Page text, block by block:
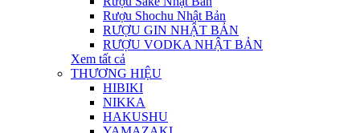
Rượu Shochu Nhật Bản
RƯỢU GIN NHẬT BẢN
RƯỢU VODKA NHẬT BẢN
Xem tất cả
THƯƠNG HIỆU
HIBIKI
NIKKA
HAKUSHU